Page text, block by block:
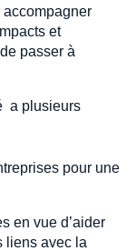
accompagner
et
passer à
a plusieurs
pour une
en vue d’aider
liens avec la